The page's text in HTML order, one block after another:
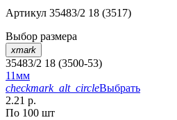
Артикул 35483/2 18 (3517)
Выбор размера
xmark
35483/2 18 (3500-53)
11мм
checkmark_alt_circleВыбрать
2.21 р.
По 100 шт